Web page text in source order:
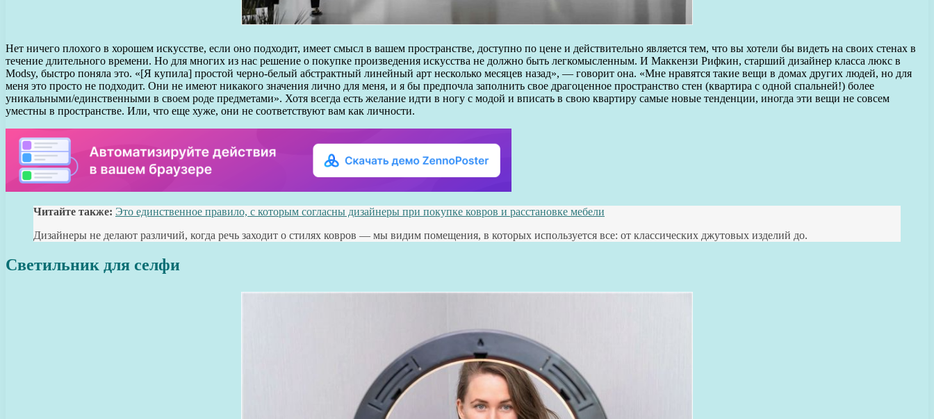
Нет ничего плохого в хорошем искусстве, если оно подходит, имеет смысл в вашем пространстве, доступно по цене и действительно является тем, что вы хотели бы видеть на своих стенах в
течение длительного времени. Но для многих из нас решение о покупке произведения искусства не должно быть легкомысленным. И Маккензи Рифкин, старший дизайнер класса люкс в
Modsy, быстро поняла это. «[Я купила] простой черно-белый абстрактный линейный арт несколько месяцев назад», — говорит она. «Мне нравятся такие вещи в домах других людей, но для
меня это просто не подходит. Они не имеют никакого значения лично для меня, и я бы предпочла заполнить свое драгоценное пространство стен (квартира с одной спальней!) более
уникальными/единственными в своем роде предметами». Хотя всегда есть желание идти в ногу с модой и вписать в свою квартиру самые новые тенденции, иногда эти вещи не совсем
уместны в пространстве. Или, что еще хуже, они не соответствуют вам как личности.
Читайте также: Это единственное правило, с которым согласны дизайнеры при покупке ковров и расстановке мебели
Дизайнеры не делают различий, когда речь заходит о стилях ковров — мы видим помещения, в которых используется все: от классических джутовых изделий до.
Светильник для селфи